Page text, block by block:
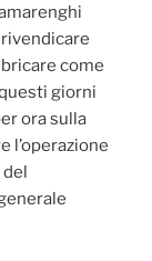
come
giorni
ora sulla
l’operazione
del